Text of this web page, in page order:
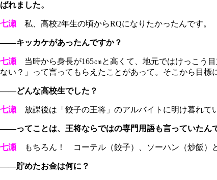
ばれました。
七瀬 私、高校2年生の頃からRQになりたかったんです。
――キッカケがあったんですか？
七瀬 当時から身長が165㎝と高くて、地元ではけっこう
ない？」って言ってもらえたことがあって。そこから目標
――どんな高校生でした？
七瀬 放課後は「餃子の王将」のアルバイトに明け暮れて
――ってことは、王将ならではの専門用語も言っていたん
七瀬 もちろん！ コーテル（餃子）、ソーハン（炒飯）
――貯めたお金は何に？